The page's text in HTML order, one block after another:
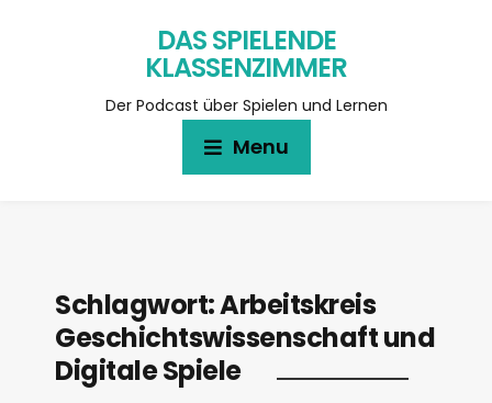
DAS SPIELENDE
KLASSENZIMMER
Der Podcast über Spielen und Lernen
Menu
Schlagwort:Arbeitskreis
Geschichtswissenschaft und
Digitale Spiele